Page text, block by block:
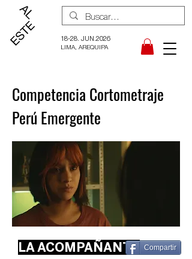
18-28. JUN.2026
LIMA, AREQUIPA
Competencia Cortometraje
Perú Emergente
LA ACOMPAÑANTE Compartir